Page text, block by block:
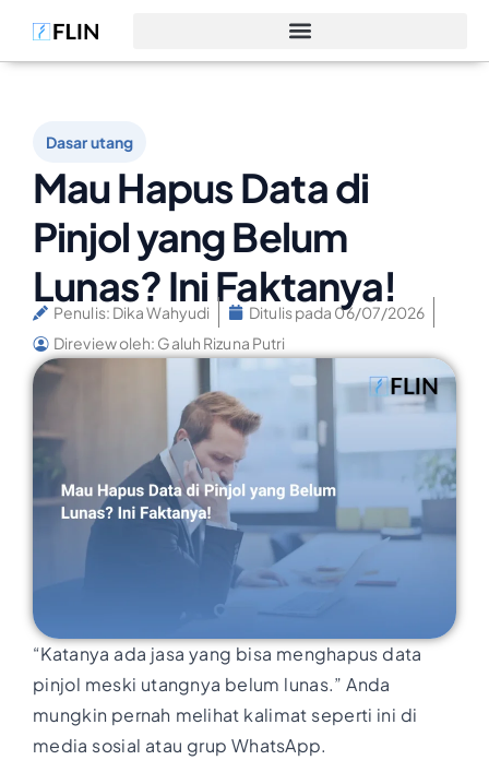
Dasar utang
Mau Hapus Data di
Pinjol yang Belum
Lunas? Ini Faktanya!
Penulis: Dika Wahyudi Ditulis pada 06/07/2026
Direview oleh: Galuh Rizuna Putri
“Katanya ada jasa yang bisa menghapus data
pinjol meski utangnya belum lunas.” Anda
mungkin pernah melihat kalimat seperti ini di
media sosial atau grup WhatsApp.